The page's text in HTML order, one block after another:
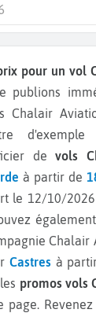
pour un vol
publions
Chalair
d'exemple
devols
à partir de
le 12/10/
Chalair
Castresà
promos vols
page.